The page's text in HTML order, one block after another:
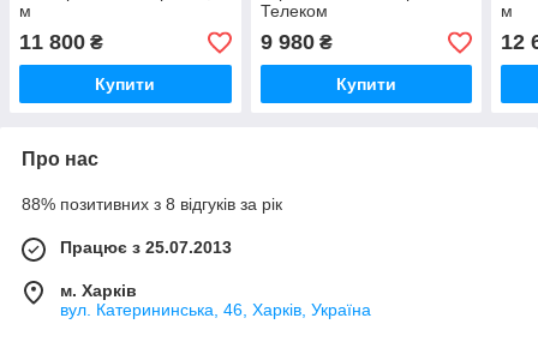
м
11 800 ₴
Купити
Телеком
9 980₴
Купити
м
12
Про нас
88% позитивних з 8 відгуків за рік
Працює з 25.07.2013
м. Харків
вул. Катерининська, 46, Харків, Україна